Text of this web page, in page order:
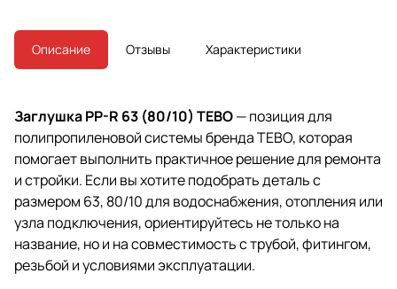
Описание Отзывы Характеристики
Заглушка PP-R 63 (80/10) TEBO— позиция для
полипропиленовой системы бренда TEBO, которая
помогает выполнить практичное решение для ремонта
и стройки. Если вы хотите подобрать деталь с
размером 63, 80/10 для водоснабжения, отопления или
узла подключения, ориентируйтесь не только на
название, но и на совместимость с трубой, фитингом,
резьбой и условиями эксплуатации.